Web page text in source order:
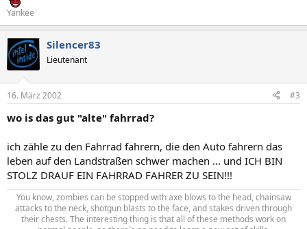
Yankee
Silencer83
Lieutenant
16. März 2002 #3
wo is das gut "alte" fahrrad?
ich zähle zu den Fahrrad fahrern, die den Auto fahrern das
leben auf den Landstraßen schwer machen ... und ICH BIN
STOLZ DRAUF EIN FAHRRAD FAHRER ZU SEIN!!!
You know, zombies can be stopped with axe blows to the head, chainsaw
attacks to the neck, shotgun blasts to the face, and stakes driven through
their chests. The interesting thing is that all of these methods work on